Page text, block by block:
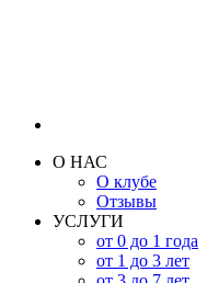
О НАС
О клубе
Отзывы
УСЛУГИ
от 0 до 1 года
от 1 до 3 лет